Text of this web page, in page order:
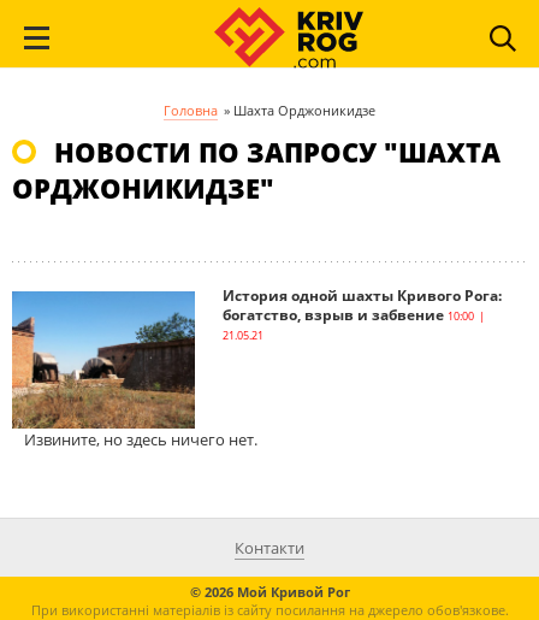
Головна » Шахта Орджоникидзе
НОВОСТИ ПО ЗАПРОСУ "ШАХТА
ОРДЖОНИКИДЗЕ"
История одной шахты Кривого Рога:
богатство, взрыв и забвение 10:00 |
21.05.21
Извините, но здесь ничего нет.
Контакти
© 2026 Мой Кривой Рог
При використанні матеріалів із сайту посилання на джерело обов'язкове.